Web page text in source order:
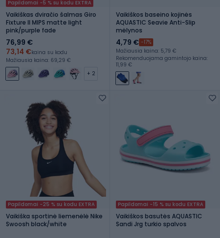
Papildomai -5 % su kodu EXTRA
Vaikiškas dviračio šalmas Giro
Fixture II MIPS matte light
pink/purple fade
76,99 €
73,14 €kaina su kodu
Mažiausia kaina: 69,29 €
+ 2
Vaikiškos baseino kojinės
AQUASTIC Seavie Anti-Slip
mėlynos
4,79 € -17%
Mažiausia kaina: 5,79 €
Rekomenduojama gamintojo kaina:
11,99 €
Papildomai -25 % su kodu EXTRA
Vaikiška sportinė liemenėlė Nike
Swoosh black/white
Papildomai -15 % su kodu EXTRA
Vaikiškos basutės AQUASTIC
Sandi Jrg turkio spalvos